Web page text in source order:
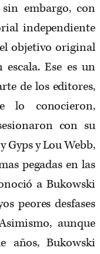
embargo, con
independiente
objetivo original
Ese es un
de los editores,
lo conocieron,
con su
Gyps y Lou Webb,
pegadas en las
a Bukowski
peores desfases
aunque
años, Bukowski